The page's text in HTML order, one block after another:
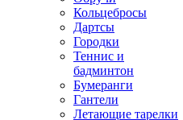
Кольцебросы
Дартсы
Городки
Теннис и
бадминтон
Бумеранги
Гантели
Летающие тарелки